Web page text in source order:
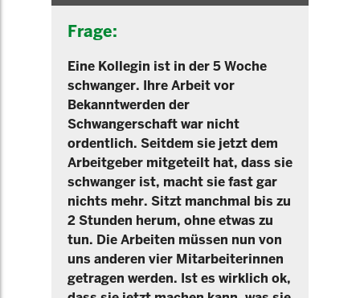
Frage:
Eine Kollegin ist in der 5 Woche
schwanger. Ihre Arbeit vor
Bekanntwerden der
Schwangerschaft war nicht
ordentlich. Seitdem sie jetzt dem
Arbeitgeber mitgeteilt hat, dass sie
schwanger ist, macht sie fast gar
nichts mehr. Sitzt manchmal bis zu
2 Stunden herum, ohne etwas zu
tun. Die Arbeiten müssen nun von
uns anderen vier Mitarbeiterinnen
getragen werden. Ist es wirklich ok,